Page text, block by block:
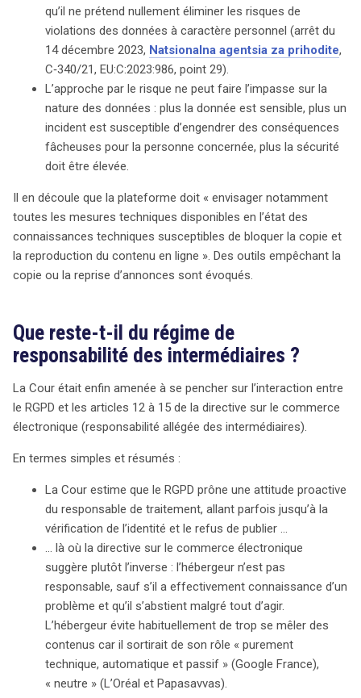
qu’il ne prétend nullement éliminer les risques de
violations des données à caractère personnel (arrêt du
14 décembre 2023, Natsionalna agentsia za prihodite,
C‑340/21, EU:C:2023:986, point 29).
L’approche par le risque ne peut faire l’impasse sur la
nature des données : plus la donnée est sensible, plus un
incident est susceptible d’engendrer des conséquences
fâcheuses pour la personne concernée, plus la sécurité
doit être élevée.
Il en découle que la plateforme doit « envisager notamment
toutes les mesures techniques disponibles en l’état des
connaissances techniques susceptibles de bloquer la copie et
la reproduction du contenu en ligne ». Des outils empêchant la
copie ou la reprise d’annonces sont évoqués.
Que reste-t-il du régime de
responsabilité des intermédiaires ?
La Cour était enfin amenée à se pencher sur l’interaction entre
le RGPD et les articles 12 à 15 de la directive sur le commerce
électronique (responsabilité allégée des intermédiaires).
En termes simples et résumés :
La Cour estime que le RGPD prône une attitude proactive
du responsable de traitement, allant parfois jusqu’à la
vérification de l’identité et le refus de publier …
… là où la directive sur le commerce électronique
suggère plutôt l’inverse : l’hébergeur n’est pas
responsable, sauf s’il a effectivement connaissance d’un
problème et qu’il s’abstient malgré tout d’agir.
L’hébergeur évite habituellement de trop se mêler des
contenus car il sortirait de son rôle « purement
technique, automatique et passif » (Google France),
« neutre » (L’Oréal et Papasavvas).